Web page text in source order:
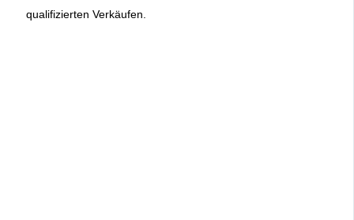
qualifizierten Verkäufen.